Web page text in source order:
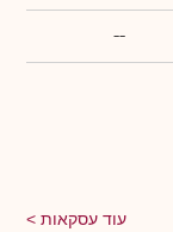
--
עוד עסקאות